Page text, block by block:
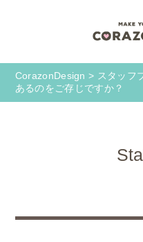
CorazonDesign > スタッフ
あるのをご存じですか？